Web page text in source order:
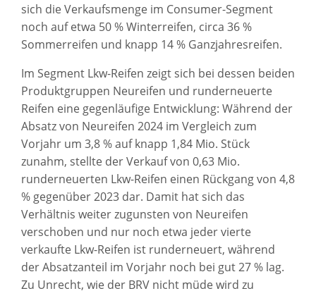
sich die Verkaufsmenge im Consumer-Segment
noch auf etwa 50 % Winterreifen, circa 36 %
Sommerreifen und knapp 14 % Ganzjahresreifen.
Im Segment Lkw-Reifen zeigt sich bei dessen beiden
Produktgruppen Neureifen und runderneuerte
Reifen eine gegenläufige Entwicklung: Während der
Absatz von Neureifen 2024 im Vergleich zum
Vorjahr um 3,8 % auf knapp 1,84 Mio. Stück
zunahm, stellte der Verkauf von 0,63 Mio.
runderneuerten Lkw-Reifen einen Rückgang von 4,8
% gegenüber 2023 dar. Damit hat sich das
Verhältnis weiter zugunsten von Neureifen
verschoben und nur noch etwa jeder vierte
verkaufte Lkw-Reifen ist runderneuert, während
der Absatzanteil im Vorjahr noch bei gut 27 % lag.
Zu Unrecht, wie der BRV nicht müde wird zu